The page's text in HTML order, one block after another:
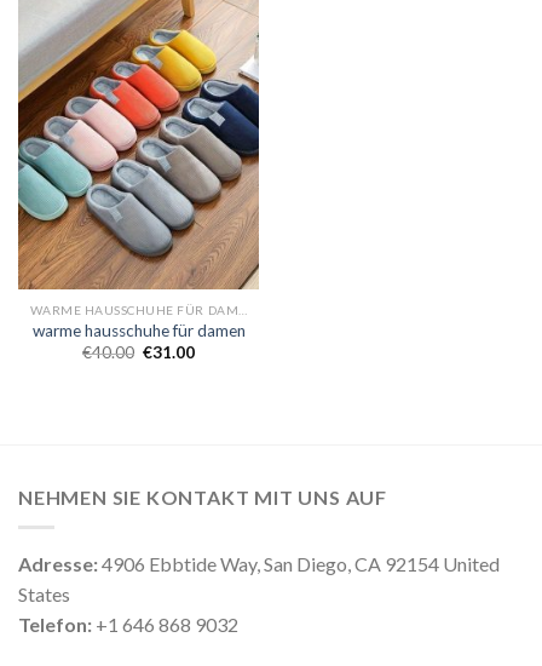
warme hausschuhe für damen
€40.00 €31.00
NEHMEN SIE KONTAKT MIT UNS AUF
Adresse:4906 Ebbtide Way, San Diego, CA 92154 United
States
Telefon: +1 646 868 9032